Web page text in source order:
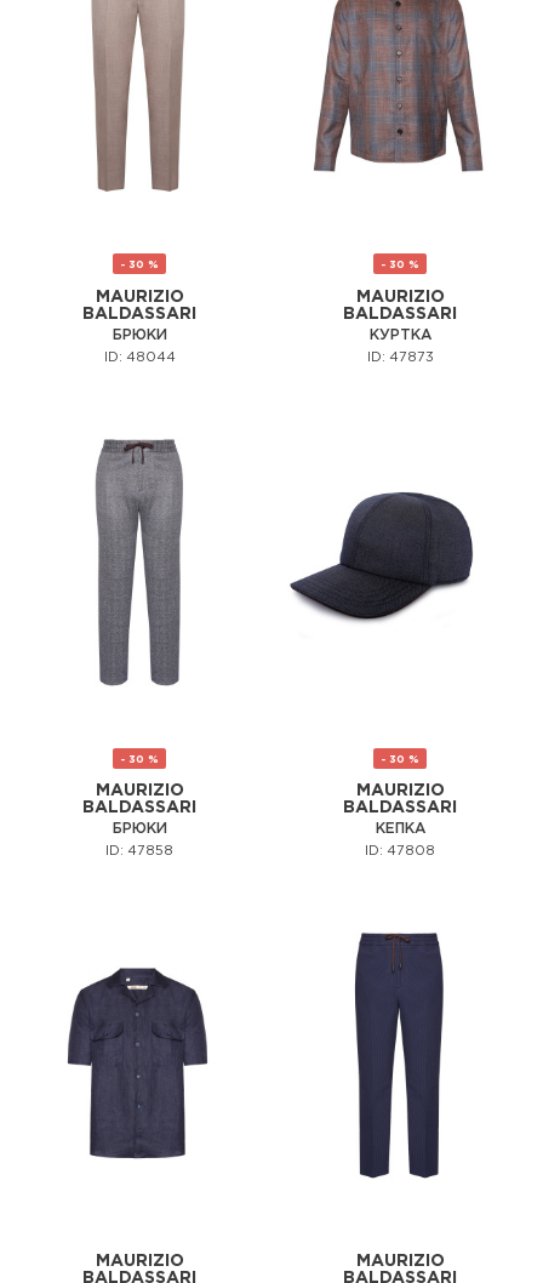
- 30 %
MAURIZIO
BALDASSARI
БРЮКИ
ID: 48044
- 30 %
MAURIZIO
BALDASSARI
КУРТКА
ID: 47873
- 30 %
MAURIZIO
BALDASSARI
БРЮКИ
ID: 47858
- 30 %
MAURIZIO
BALDASSARI
КЕПКА
ID: 47808
MAURIZIO
BALDASSARI
MAURIZIO
BALDASSARI